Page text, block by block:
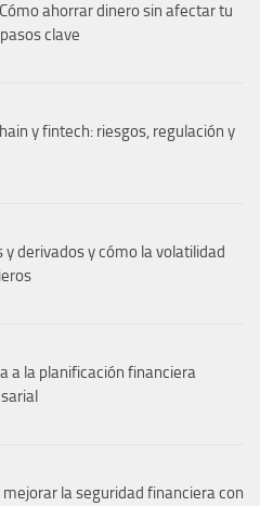
ahorrar dinero sin afectar tu
clave
y fintech: riesgos, regulación y
derivados y cómo la volatilidad
a la planificación financiera
la seguridad financiera con